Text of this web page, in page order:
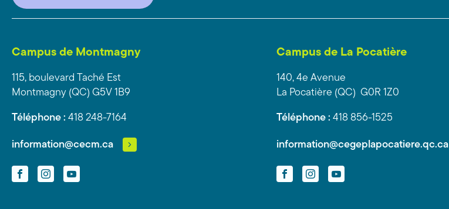
Campus de Montmagny
115, boulevard Taché Est
Montmagny (QC) G5V 1B9
Téléphone : 418 248-7164
information@cecm.ca
FacebookInstagramYouTube
Campus de La Pocatière
140, 4e Avenue
La Pocatière (QC) G0R 1Z0
Téléphone : 418 856-1525
information@cegeplapocatiere.qc.ca
FacebookInstagramYouTube